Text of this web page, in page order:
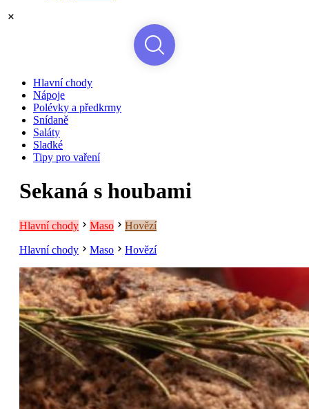
Hlavní chody
Nápoje
Polévky a předkrmy
Snídaně
Saláty
Sladké
Tipy pro vaření
Sekaná s houbami
Hlavní chody Maso Hovězí
Hlavní chody Maso Hovězí